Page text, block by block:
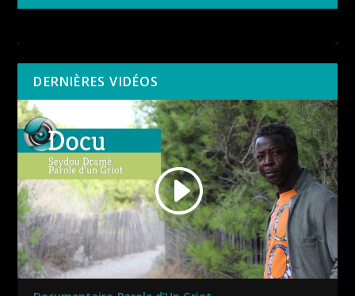
DERNIÈRES VIDÉOS